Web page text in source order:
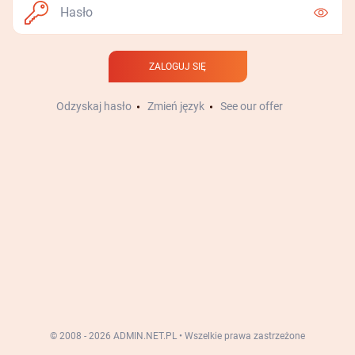
ZALOGUJ SIĘ
Odzyskaj hasło Zmień język See our offer
© 2008 - 2026 ADMIN.NET.PL • Wszelkie prawa zastrzeżone